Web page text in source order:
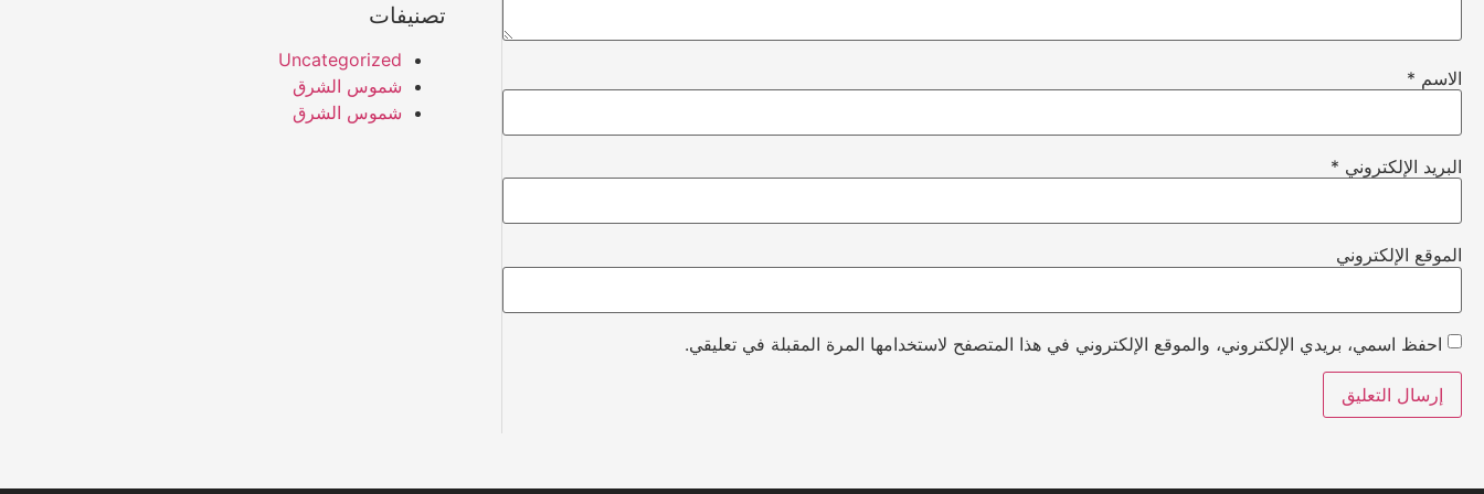
الاسم *
البريد الإلكتروني *
الموقع الإلكتروني
احفظ اسمي، بريدي الإلكتروني، والموقع الإلكتروني في هذا المتصفح لاستخدامها المرة المقبلة في تعليقي.
تصنيفات
Uncategorized
شموس الشرق
شموس الشرق